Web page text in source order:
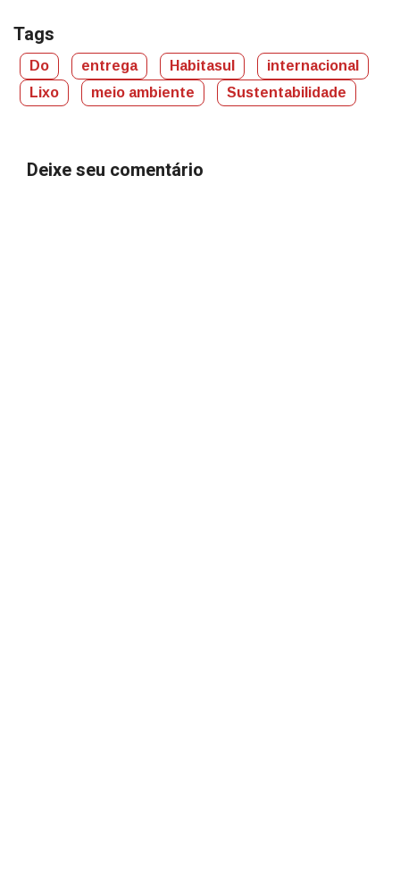
Tags
Do entrega Habitasul
internacional
Lixo
meio ambiente Sustentabilidade
Deixe seu comentário